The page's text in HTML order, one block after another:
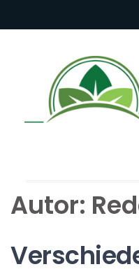
Autor: